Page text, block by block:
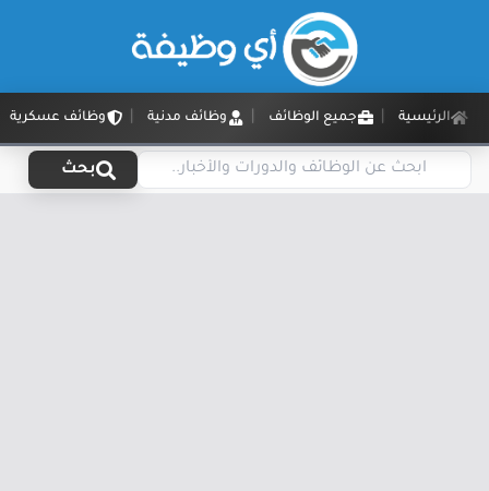
الرئيسية جميع الوظائف وظائف مدنية وظائف عسكرية
بحث